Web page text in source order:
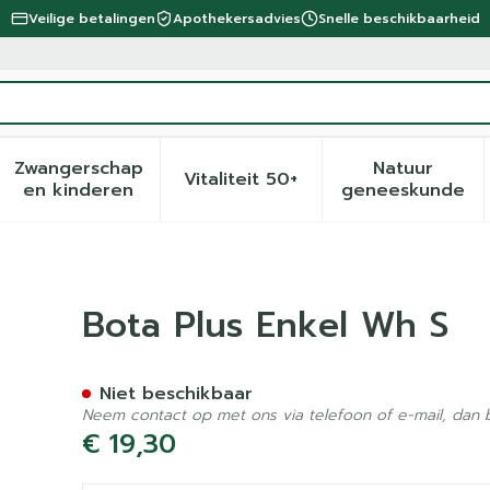
Veilige betalingen Apothekersadvies Snelle beschikbaarheid
verzorging en hygiëne categorie
voor Dieet, voeding en vitamines categorie
Zwangerschap
en kinderenToon submenu voor Zwangerschap en
Vitaliteit 50+Toon submenu voor
Natuur
geneeskunde
Toon
Bota Plus Enkel Wh S
€ 19,30
Niet beschikbaar
Neem contact op met ons via telefoon of e-mail, dan